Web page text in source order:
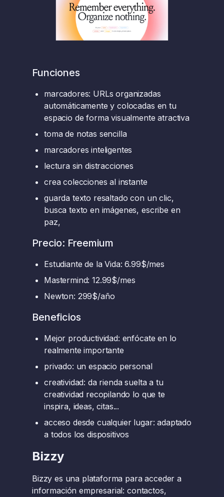
Funciones
marcadores: URLs organizadas
automáticamente y colocadas en tu
espacio de forma visualmente atractiva
toma de notas sencilla
marcadores inteligentes
lectura sin distracciones
crea colecciones al instante
guarda texto resaltado con un clic,
busca texto en imágenes, escribe en
paz,
Precio: Freemium
Estudiante de la Vida: 6.99$/mes
Mastermind: 12.99$/mes
Newton: 299$/año
Beneficios
Mejor productividad: enfócate en lo
realmente importante
privado: un espacio personal
creatividad: da rienda suelta a tu
creatividad recopilando lo que te
inspira, ideas, citas...
acceso desde cualquier lugar: adaptado
a todos los dispositivos
Bizzy
Bizzy es una plataforma para acceder a
información empresarial: contactos,